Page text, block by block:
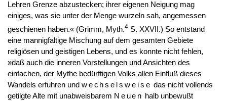
Lehren Grenze abzustecken; ihrer eigenen Neigung mag
einiges, was sie unter der Menge wurzeln sah, angemessen
geschienen haben.« (Grimm, Myth.4S. XXVII.) So entstand
eine mannigfaltige Mischung auf dem gesamten Gebiete
religiösen und geistigen Lebens, und es konnte nicht fehlen,
»daß auch die inneren Vorstellungen und Ansichten des
einfachen, der Mythe bedürftigen Volks allen Einfluß dieses
Wandels erfuhren und wechselsweise das nicht vollends
getilgte Alte mit unabweisbarem Neuen halb unbewußt